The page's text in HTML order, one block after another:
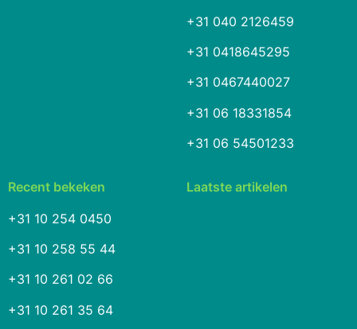
+31 040 2126459
+31 0418645295
+31 0467440027
+31 06 18331854
+31 06 54501233
Recent bekeken
+31 10 254 0450
+31 10 258 55 44
+31 10 261 02 66
+31 10 261 35 64
Laatste artikelen